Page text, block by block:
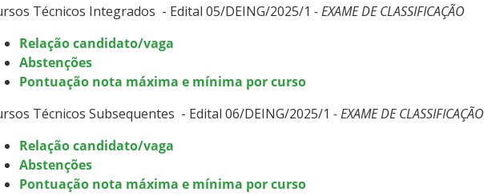
Técnicos Integrados - Edital 05/DEING/2025/1 - EXAME DE CLASSIFICAÇÃO
Relação candidato/vaga
Abstenções
Pontuação nota máxima e mínima por curso
Técnicos Subsequentes - Edital 06/DEING/2025/1 - EXAME DE CLASSIFICAÇÃO
Relação candidato/vaga
Abstenções
Pontuação nota máxima e mínima por curso